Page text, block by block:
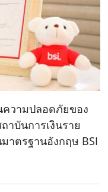
ความปลอดภัยของ
าบันการเงินราย
าตรฐานอังกฤษ BSI